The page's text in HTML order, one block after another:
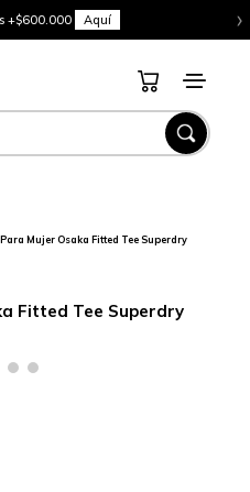
+$600.000 Aquí ›
Mujer Osaka Fitted Tee Superdry
Fitted Tee Superdry